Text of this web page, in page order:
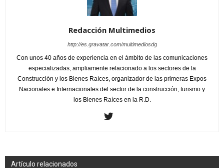
Redacción Multimedios
http://es.gravatar.com/multimediosdg
Con unos 40 años de experiencia en el ámbito de las comunicaciones
especializadas, ampliamente relacionado a los sectores de la
Construcción y los Bienes Raíces, organizador de las primeras Expos
Nacionales e Internacionales del sector de la construcción, turismo y
los Bienes Raíces en la R.D.
Artículo relacionados